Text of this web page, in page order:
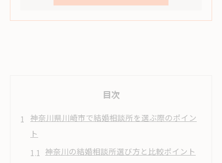
目次
神奈川県川崎市で結婚相談所を選ぶ際のポイン
ト
神奈川の結婚相談所選び方と比較ポイント